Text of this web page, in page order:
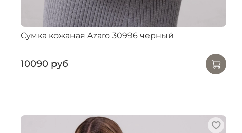
Сумка кожаная Azaro 30996 черный
10090 руб